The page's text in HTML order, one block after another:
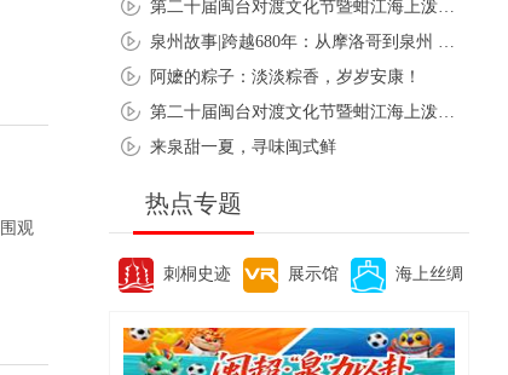
观
阿嬷的粽子：淡淡粽香，岁岁安康！
来泉甜一夏，寻味闽式鲜
热点专题
刺桐史迹 展示馆 海上丝绸